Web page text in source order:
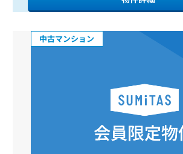
中古マンション